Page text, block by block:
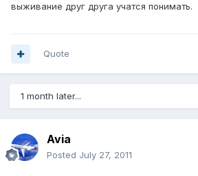
выживание друг друга учатся понимать.
Quote
1 month later...
Avia
Posted July 27, 2011